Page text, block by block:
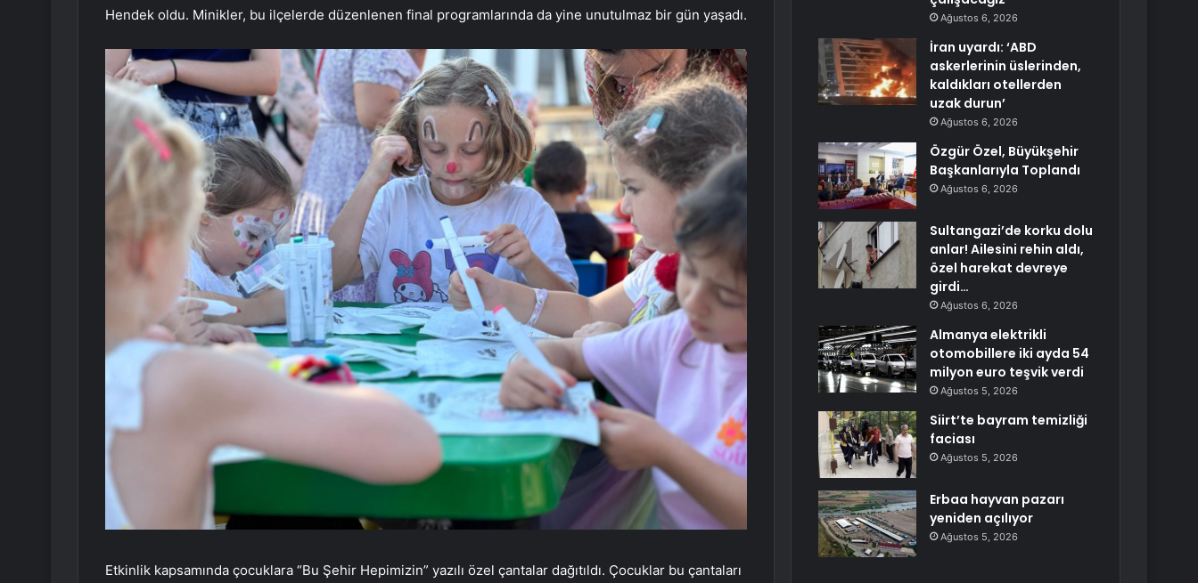
Hendek oldu. Minikler, bu ilçelerde düzenlenen final programlarında da yine unutulmaz bir gün yaşadı.
Etkinlik kapsamında çocuklara “Bu Şehir Hepimizin” yazılı özel çantalar dağıtıldı. Çocuklar bu çantaları
Ağustos 6, 2026
İran uyardı: ‘ABD
askerlerinin üslerinden,
kaldıkları otellerden
uzak durun’
Ağustos 6, 2026
Özgür Özel, Büyükşehir
Başkanlarıyla Toplandı
Ağustos 6, 2026
Sultangazi’de korku dolu
anlar! Ailesini rehin aldı,
özel harekat devreye
girdi…
Ağustos 6, 2026
Almanya elektrikli
otomobillere iki ayda 54
milyon euro teşvik verdi
Ağustos 5, 2026
Siirt’te bayram temizliği
faciası
Ağustos 5, 2026
Erbaa hayvan pazarı
yeniden açılıyor
Ağustos 5, 2026